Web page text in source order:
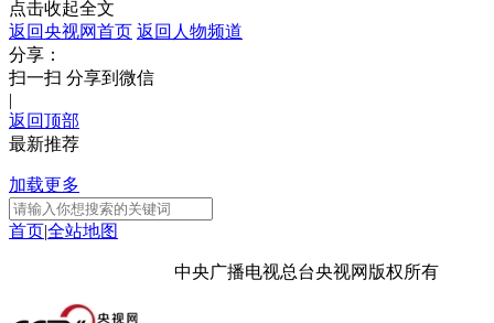
点击收起全文
返回央视网首页 返回人物频道
分享：
扫一扫 分享到微信
|
返回顶部
最新推荐
加载更多
首页|全站地图
中央广播电视总台央视网 版权所有